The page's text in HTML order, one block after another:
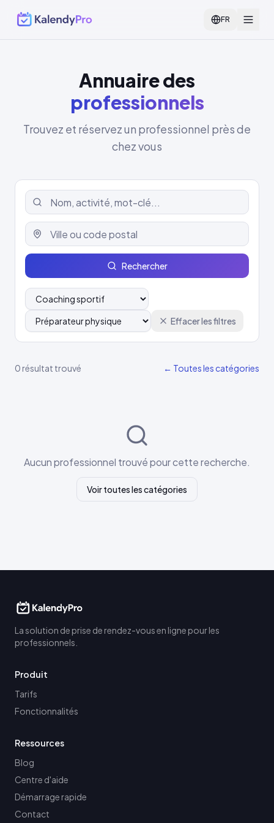
FR
Annuaire des
professionnels
Trouvez et réservez un professionnel près de
chez vous
Rechercher
Effacer les filtres
0 résultat trouvé ← Toutes les catégories
Aucun professionnel trouvé pour cette recherche.
Voir toutes les catégories
La solution de prise de rendez-vous en ligne pour les
professionnels.
Produit
Tarifs
Fonctionnalités
Ressources
Blog
Centre d'aide
Démarrage rapide
Contact